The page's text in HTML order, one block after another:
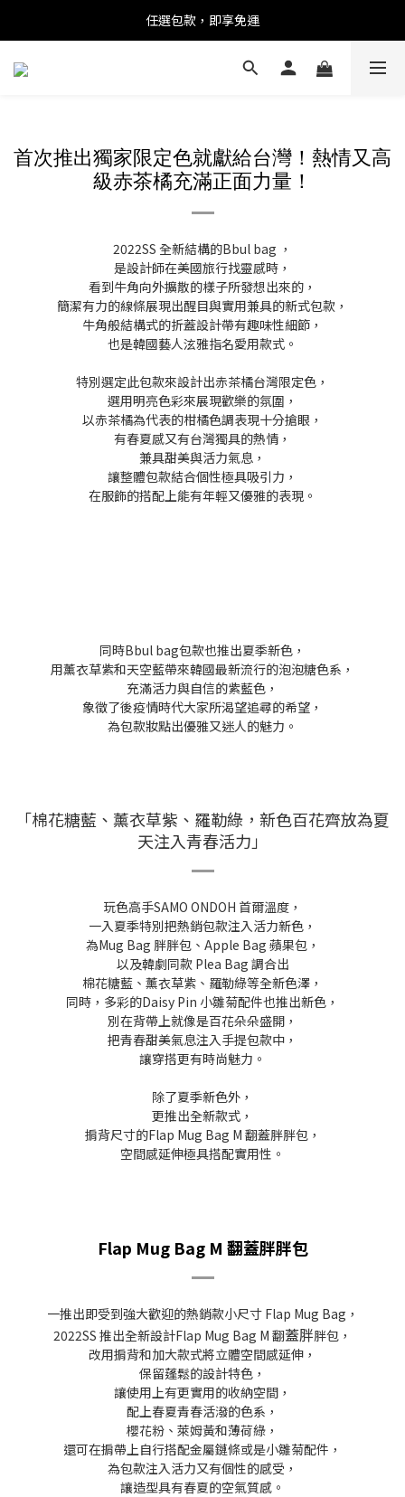
任選包款，即享免運
任選包款，即享免運
限時搶購！指定包款，單件$1200
首次推出獨家限定色就獻給台灣！熱情又高
級赤茶橘充滿正面力量！
2022SS 全新結構的Bbul bag ，
是設計師在美國旅行找靈感時，
看到牛角向外擴散的樣子所發想出來的，
簡潔有力的線條展現出醒目與實用兼具的新式包款，
牛角般結構式的折蓋設計帶有趣味性細節，
也是韓國藝人泫雅指名愛用款式。
特別選定此包款來設計出赤茶橘台灣限定色，
選用明亮色彩來展現歡樂的氛圍，
以赤茶橘為代表的柑橘色調表現十分搶眼，
有春夏感又有台灣獨具的熱情，
兼具甜美與活力氣息，
讓整體包款結合個性極具吸引力，
在服飾的搭配上能有年輕又優雅的表現。
同時Bbul bag包款也推出夏季新色，
用薰衣草紫和天空藍帶來韓國最新流行的泡泡糖色系，
充滿活力與自信的紫藍色，
象徵了後疫情時代大家所渴望追尋的希望，
為包款妝點出優雅又迷人的魅力。
「棉花糖藍、薰衣草紫、羅勒綠，新色百花齊放為夏
天注入青春活力」
玩色高手SAMO ONDOH 首爾溫度，
一入夏季特別把熱銷包款注入活力新色，
為Mug Bag 胖胖包、Apple Bag 蘋果包，
以及韓劇同款 Plea Bag 調合出
棉花糖藍、薰衣草紫、羅勒綠等全新色澤，
同時，多彩的Daisy Pin 小雛菊配件也推出新色，
別在背帶上就像是百花朵朵盛開，
把青春甜美氣息注入手提包款中，
讓穿搭更有時尚魅力。
除了夏季新色外，
更推出全新款式，
掮背尺寸的Flap Mug Bag M 翻蓋胖胖包，
空間感延伸極具搭配實用性。
Flap Mug Bag M 翻蓋胖胖包
一推出即受到強大歡迎的熱銷款小尺寸 Flap Mug Bag，
2022SS 推出全新設計Flap Mug Bag M 翻蓋胖胖包，
改用掮背和加大款式將立體空間感延伸，
保留蓬鬆的設計特色，
讓使用上有更實用的收納空間，
配上春夏青春活潑的色系，
櫻花粉、萊姆黃和薄荷綠，
還可在掮帶上自行搭配金屬鏈條或是小雛菊配件，
為包款注入活力又有個性的感受，
讓造型具有春夏的空氣質感。